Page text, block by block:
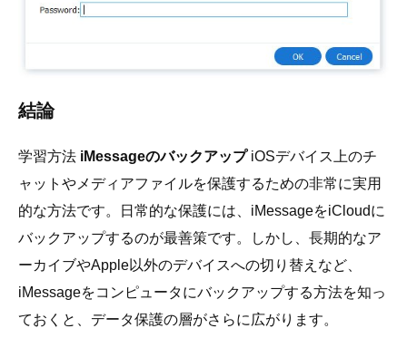
結論
学習方法 iMessageのバックアップiOSデバイス上のチ
ャットやメディアファイルを保護するための非常に実用
的な方法です。日常的な保護には、iMessageをiCloudに
バックアップするのが最善策です。しかし、長期的なア
ーカイブやApple以外のデバイスへの切り替えなど、
iMessageをコンピュータにバックアップする方法を知っ
ておくと、データ保護の層がさらに広がります。